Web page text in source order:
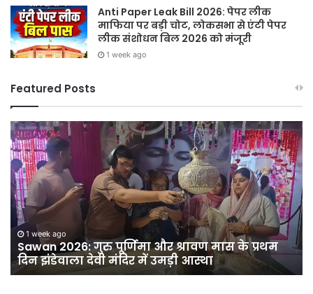
Anti Paper Leak Bill 2026: पेपर लीक
माफिया पर बड़ी चोट, लोकसभा से एंटी पेपर
लीक संशोधन बिल 2026 को मंजूरी
1 week ago
Featured Posts
Sawan
2026:
गुरु
पूर्णिमा
और
श्रावण
मास
के
प्रथम
दिन
झंडेवाला
1 week ago
Sawan 2026: गुरु पूर्णिमा और श्रावण मास के प्रथम
दिन झंडेवाला देवी मंदिर में उमड़ी आस्था
हर